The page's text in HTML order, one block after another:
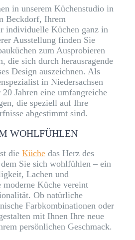
in unserem Küchenstudio in
Beckdorf, Ihrem
individuelle Küchen ganz in
Ausstellung finden Sie
zum Ausprobieren
die sich durch herausragende
Design auszeichnen. Als
in Niedersachsen
Jahren eine umfangreiche
die speziell auf Ihre
abgestimmt sind.
WOHLFÜHLEN
die Küche das Herz des
Sie sich wohlfühlen – ein
Lachen und
moderne Küche vereint
Ob natürliche
Farbkombinationen oder
mit Ihnen Ihre neue
persönlichen Geschmack.